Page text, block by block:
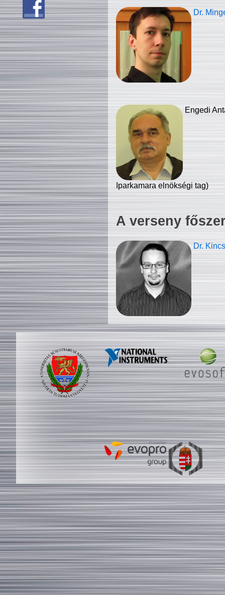
Dr.
Engedi
Iparkamara elnökségi tag)
A verseny
Dr.